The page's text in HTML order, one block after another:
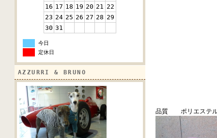
16 17 18 19 20 21 22
23 24 25 26 27 28 29
30 31
今日
定休日
AZZURRI & BRUNO
品質 ポリエステ